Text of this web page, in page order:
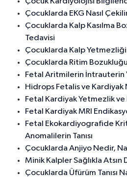
Çocuklarda EKG Nasıl
Çocuklarda Kalp Kasılma
Tedavisi
Çocuklarda Kalp Yetmezliği
Çocuklarda Ritim Bozukluğu
Fetal Aritmilerin İntrauterin
Hidrops Fetalis ve
Fetal Kardiyak Yetmezlik
Fetal Kardiyak MRI
Fetal Ekokardiyografide
Anomalilerin Tanısı
Çocuklarda Anjiyo Nedir,
Minik Kalpler Sağlıkla Atsın
Çocuklarda Üfürüm Tanısı